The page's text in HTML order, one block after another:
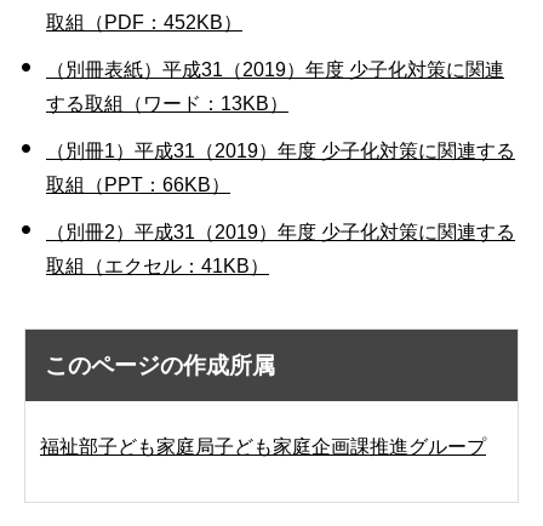
取組（PDF：452KB）
（別冊表紙）平成31（2019）年度 少子化対策に関連
する取組（ワード：13KB）
（別冊1）平成31（2019）年度 少子化対策に関連する
取組（PPT：66KB）
（別冊2）平成31（2019）年度 少子化対策に関連する
取組（エクセル：41KB）
このページの作成所属
福祉部子ども家庭局子ども家庭企画課推進グループ